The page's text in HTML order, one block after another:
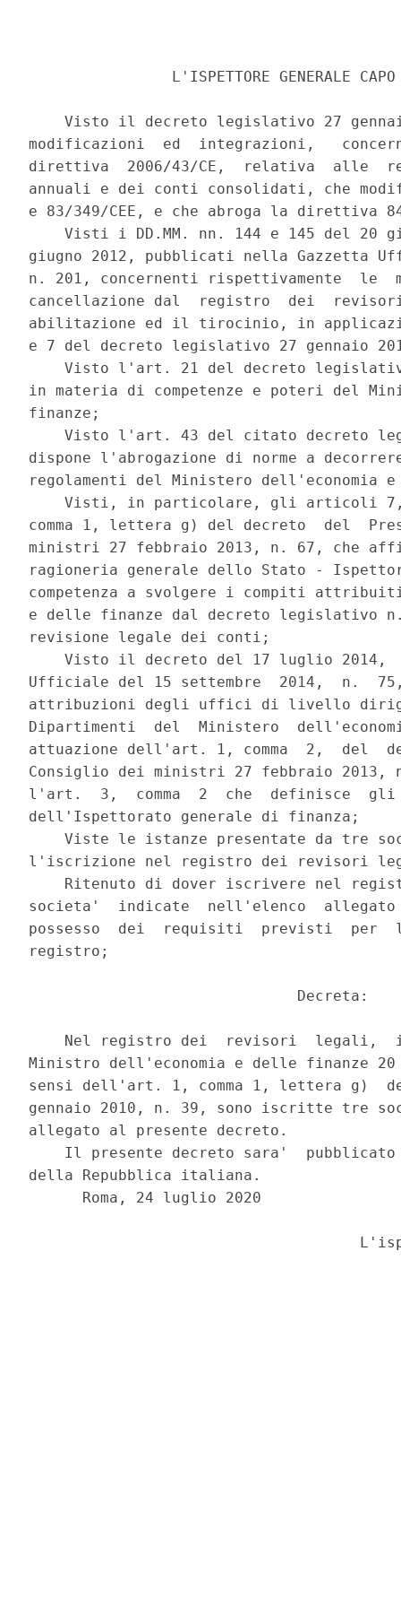
L'ISPETTORE GENERALE
Visto il decreto legislativo 27
modificazioni  ed  integrazioni,
direttiva  2006/43/CE,  relativa  alle
annuali e dei conti consolidati, che
e 83/349/CEE, e che abroga la direttiva
Visti i DD.MM. nn. 144 e 145 del 20
giugno 2012, pubblicati nella Gazzetta
n. 201, concernenti rispettivamente
cancellazione dal  registro  dei
abilitazione ed il tirocinio, in
e 7 del decreto legislativo 27 gennaio
Visto l'art. 21 del decreto
in materia di competenze e poteri del
finanze;
Visto l'art. 43 del citato decreto
dispone l'abrogazione di norme a
regolamenti del Ministero dell'economia
Visti, in particolare, gli articoli
comma 1, lettera g) del decreto  del
ministri 27 febbraio 2013, n. 67, che
ragioneria generale dello Stato -
competenza a svolgere i compiti
e delle finanze dal decreto legislativo
revisione legale dei conti;
Visto il decreto del 17 luglio 2014,
Ufficiale del 15 settembre  2014,  n.
attribuzioni degli uffici di livello
Dipartimenti  del  Ministero
attuazione dell'art. 1, comma  2,  del
Consiglio dei ministri 27 febbraio
l'art.  3,  comma  2  che  definisce
dell'Ispettorato generale di finanza;
Viste le istanze presentate da tre
l'iscrizione nel registro dei revisori
Ritenuto di dover iscrivere nel
societa'  indicate  nell'elenco
possesso  dei  requisiti  previsti  per
registro;
                              Decreta:
Nel registro dei  revisori  legali,
Ministro dell'economia e delle finanze
sensi dell'art. 1, comma 1, lettera g)
gennaio 2010, n. 39, sono iscritte tre
allegato al presente decreto.
Il presente decreto sara'
della Repubblica italiana.
      Roma, 24 luglio 2020